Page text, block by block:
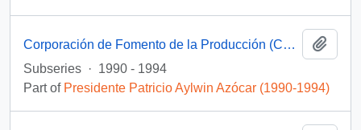
Corporación de Fomento de la Producción (CORFO)
Subseries · 1990 - 1994
Part of Presidente Patricio Aylwin Azócar (1990-1994)